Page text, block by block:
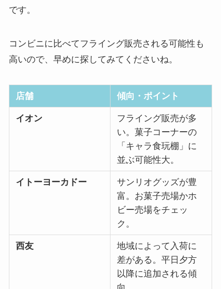
です。
コンビニに比べてフライング販売される可能性も
高いので、早めに探してみてくださいね。
店舗 傾向・ポイント
イオン
フライング販売が多
い。菓子コーナーの
「キャラ食玩棚」に
並ぶ可能性大。
イトーヨーカドー
サンリオグッズが豊
富。お菓子売場かホ
ビー売場をチェッ
ク。
西友
地域によって入荷に
差がある。平日夕方
以降に追加される傾